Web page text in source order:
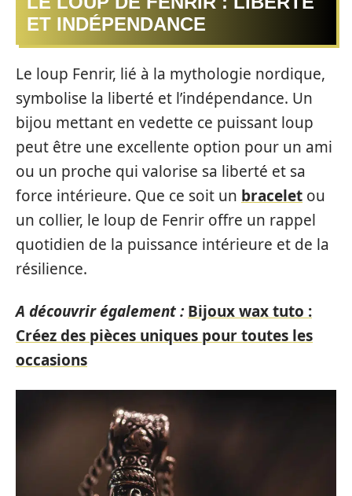
ET INDÉPENDANCE
Le loup Fenrir, lié à la mythologie nordique,
symbolise la liberté et l’indépendance. Un
bijou mettant en vedette ce puissant loup
peut être une excellente option pour un ami
ou un proche qui valorise sa liberté et sa
force intérieure. Que ce soit un bracelet ou
un collier, le loup de Fenrir offre un rappel
quotidien de la puissance intérieure et de la
résilience.
A découvrir également : Bijoux wax tuto :
Créez des pièces uniques pour toutes les
occasions